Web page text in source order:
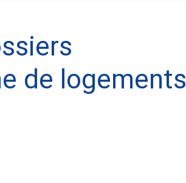
de logements